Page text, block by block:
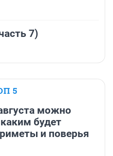
7)
5
можно
будет
и поверья